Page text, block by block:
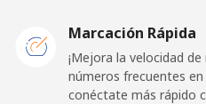
Marcación Rápida
¡Mejora la velocidad
números frecuentes
conéctate más rápido